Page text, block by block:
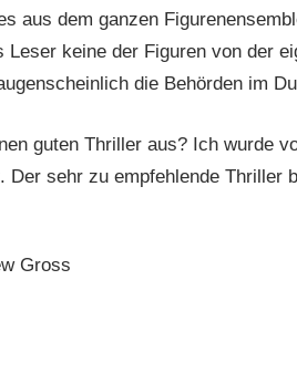
aus dem ganzen
Leser keine der Figuren von der
die Behörden im
guten Thriller aus? Ich wurde
Der sehr zu empfehlende Thriller
Gross